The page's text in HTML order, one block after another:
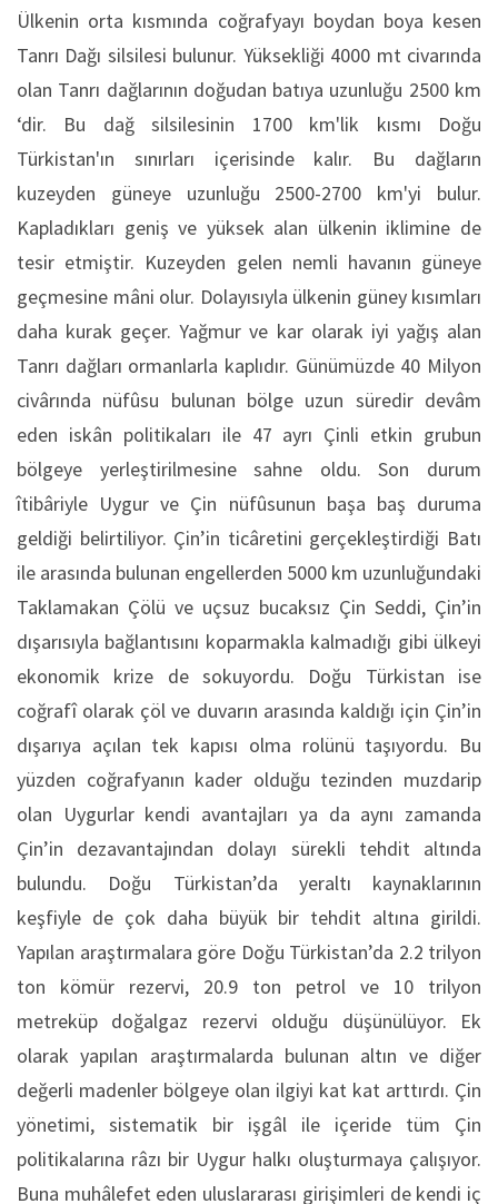
Ülkenin orta kısmında coğrafyayı boydan boya kesen
Tanrı Dağı silsilesi bulunur. Yüksekliği 4000 mt civarında
olan Tanrı dağlarının doğudan batıya uzunluğu 2500 km
‘dir. Bu dağ silsilesinin 1700 km'lik kısmı Doğu
Türkistan'ın sınırları içerisinde kalır. Bu dağların
kuzeyden güneye uzunluğu 2500-2700 km'yi bulur.
Kapladıkları geniş ve yüksek alan ülkenin iklimine de
tesir etmiştir. Kuzeyden gelen nemli havanın güneye
geçmesine mâni olur. Dolayısıyla ülkenin güney kısımları
daha kurak geçer. Yağmur ve kar olarak iyi yağış alan
Tanrı dağları ormanlarla kaplıdır. Günümüzde 40 Milyon
civârında nüfûsu bulunan bölge uzun süredir devâm
eden iskân politikaları ile 47 ayrı Çinli etkin grubun
bölgeye yerleştirilmesine sahne oldu. Son durum
îtibâriyle Uygur ve Çin nüfûsunun başa baş duruma
geldiği belirtiliyor. Çin’in ticâretini gerçekleştirdiği Batı
ile arasında bulunan engellerden 5000 km uzunluğundaki
Taklamakan Çölü ve uçsuz bucaksız Çin Seddi, Çin’in
dışarısıyla bağlantısını koparmakla kalmadığı gibi ülkeyi
ekonomik krize de sokuyordu. Doğu Türkistan ise
coğrafî olarak çöl ve duvarın arasında kaldığı için Çin’in
dışarıya açılan tek kapısı olma rolünü taşıyordu. Bu
yüzden coğrafyanın kader olduğu tezinden muzdarip
olan Uygurlar kendi avantajları ya da aynı zamanda
Çin’in dezavantajından dolayı sürekli tehdit altında
bulundu. Doğu Türkistan’da yeraltı kaynaklarının
keşfiyle de çok daha büyük bir tehdit altına girildi.
Yapılan araştırmalara göre Doğu Türkistan’da 2.2 trilyon
ton kömür rezervi, 20.9 ton petrol ve 10 trilyon
metreküp doğalgaz rezervi olduğu düşünülüyor. Ek
olarak yapılan araştırmalarda bulunan altın ve diğer
değerli madenler bölgeye olan ilgiyi kat kat arttırdı. Çin
yönetimi, sistematik bir işgâl ile içeride tüm Çin
politikalarına râzı bir Uygur halkı oluşturmaya çalışıyor.
Buna muhâlefet eden uluslararası girişimleri de kendi iç